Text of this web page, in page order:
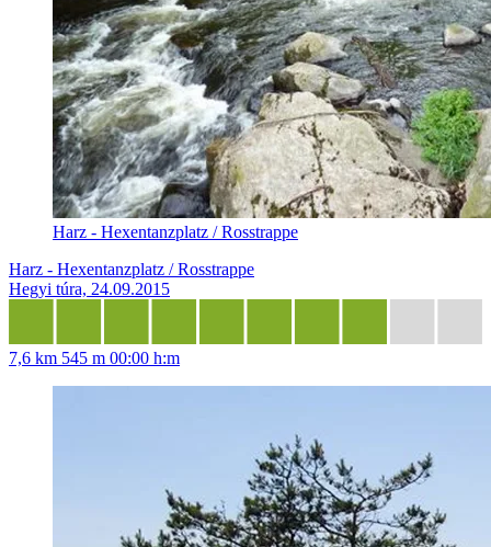
Harz - Hexentanzplatz / Rosstrappe
Harz - Hexentanzplatz / Rosstrappe
Hegyi túra, 24.09.2015
7,6 km 545 m 00:00 h:m